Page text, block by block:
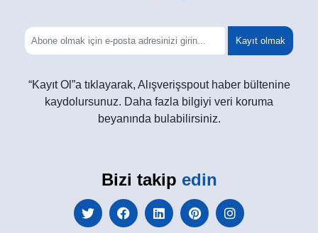
Kayıt olmak
“Kayıt Ol”a tıklayarak, Alışverişspout haber bültenine
kaydolursunuz. Daha fazla bilgiyi veri koruma
beyanında bulabilirsiniz.
Bizi takip edin